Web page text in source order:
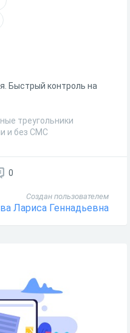
Быстрый контроль на
треугольники
и без СМС
0
Создан пользователем
Лариса Геннадьевна